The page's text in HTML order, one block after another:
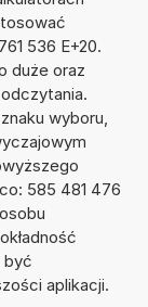
536 E+20.
duże oraz
wyboru,
585 481 476
być
aplikacji.